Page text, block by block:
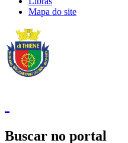
Mapa do site
Buscar no portal